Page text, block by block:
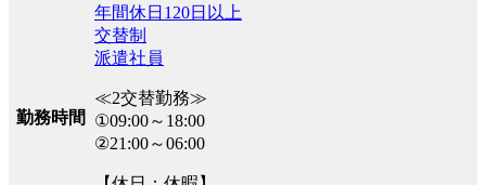
勤務時間
年間休日120日以上
交替制
派遣社員
≪2交替勤務≫
①09:00～18:00
②21:00～06:00